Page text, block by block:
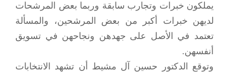
يملكون خبرات وتجارب سابقة وربما بعض المرشحات
لديهن خبرات أكبر من بعض المرشحين، والمسألة
تعتمد في الأصل على جهدهن ونجاحهن في تسويق
أنفسهن.
وتوقع الدكتور حسين آل مشيط أن تشهد الانتخابات